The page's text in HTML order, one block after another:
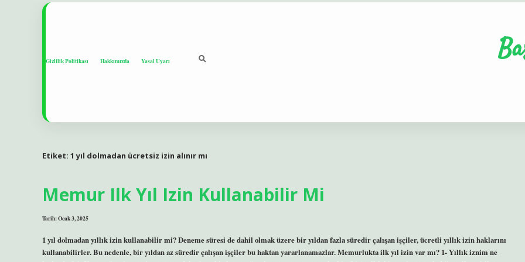
Gizlilik Politikası Hakkımızda Yasal Uyarı
Etiket: 1 yıl dolmadan ücretsiz izin alınır mı
Memur Ilk Yıl Izin Kullanabilir Mi
Tarih: Ocak 3, 2025
1 yıl dolmadan yıllık izin kullanabilir mi? Deneme süresi de dahil olmak üzere bir yıldan fazla süredir çalışan işçiler, ücretli yıllık izin haklarını
kullanabilirler. Bu nedenle, bir yıldan az süredir çalışan işçiler bu haktan yararlanamazlar. Memurlukta ilk yıl izin var mı? 1- Yıllık iznim ne